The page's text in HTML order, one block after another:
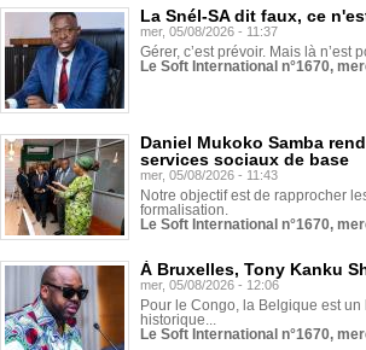
La Snél-SA dit faux, ce
mer, 05/08/2026 - 11:37
Gérer, c’est prévoir. Mais là
Le Soft International n°1670,
Daniel Mukoko Samba
services sociaux de base
mer, 05/08/2026 - 11:43
Notre objectif est de rapprocher
formalisation.
Le Soft International n°1670,
À Bruxelles, Tony Kanku
mer, 05/08/2026 - 12:06
Pour le Congo, la Belgique est
historique...
Le Soft International n°1670,